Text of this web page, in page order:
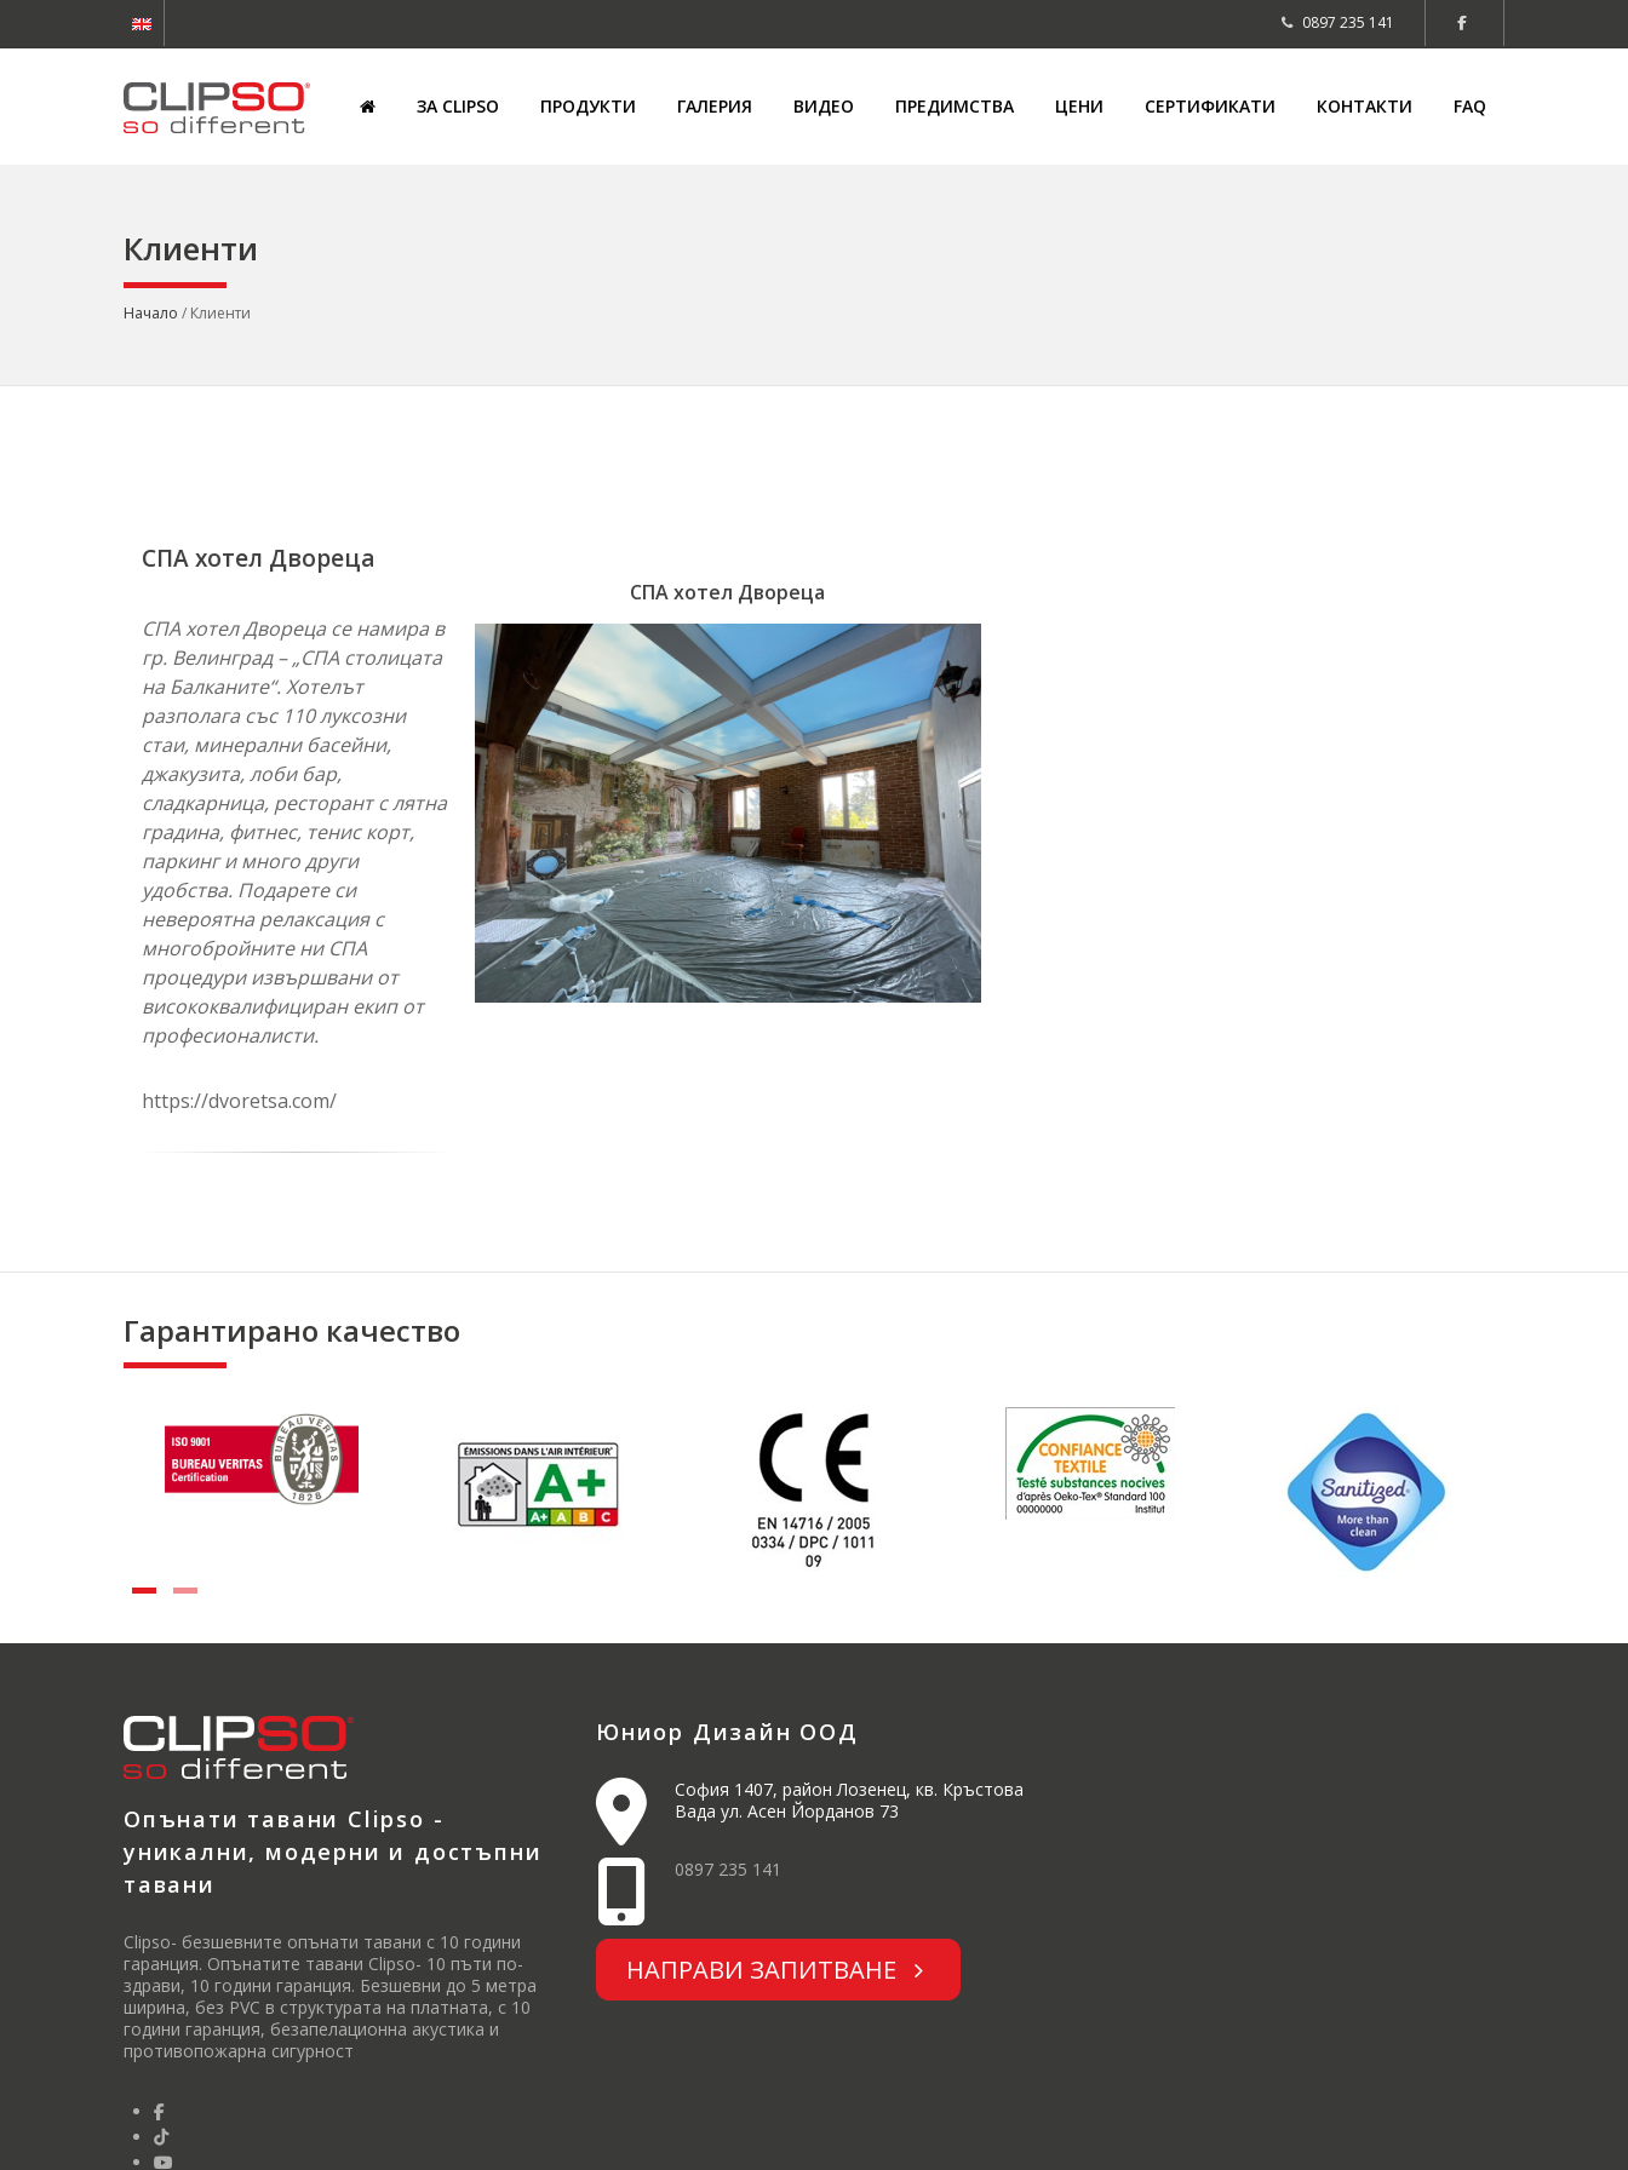
0897 235 141
ЗА CLIPSO ПРОДУКТИ ГАЛЕРИЯ ВИДЕО ПРЕДИМСТВА ЦЕНИ СЕРТИФИКАТИ КОНТАКТИ FAQ
Клиенти
Начало / Клиенти
СПА хотел Двореца
СПА хотел Двореца се намира в
гр. Велинград – „СПА столицата
на Балканите“. Хотелът
разполага със 110 луксозни
стаи, минерални басейни,
джакузита, лоби бар,
сладкарница, ресторант с лятна
градина, фитнес, тенис корт,
паркинг и много други
удобства. Подарете си
невероятна релаксация с
многобройните ни СПА
процедури извършвани от
висококвалифициран екип от
професионалисти.
https://dvoretsa.com/
СПА хотел Двореца
Гарантирано качество
Опънати тавани Clipso -
уникални, модерни и достъпни
тавани
Clipso- безшевните опънати тавани с 10 години
гаранция. Опънатите тавани Clipso- 10 пъти по-
здрави, 10 години гаранция. Безшевни до 5 метра
ширина, без PVC в структурата на платната, с 10
години гаранция, безапелационна акустика и
противопожарна сигурност
Юниор Дизайн ООД
София 1407, район Лозенец, кв. Кръстова
Вада ул. Асен Йорданов 73
0897 235 141
НАПРАВИ ЗАПИТВАНЕ